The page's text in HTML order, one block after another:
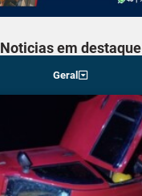
Noticias em destaque
Geral